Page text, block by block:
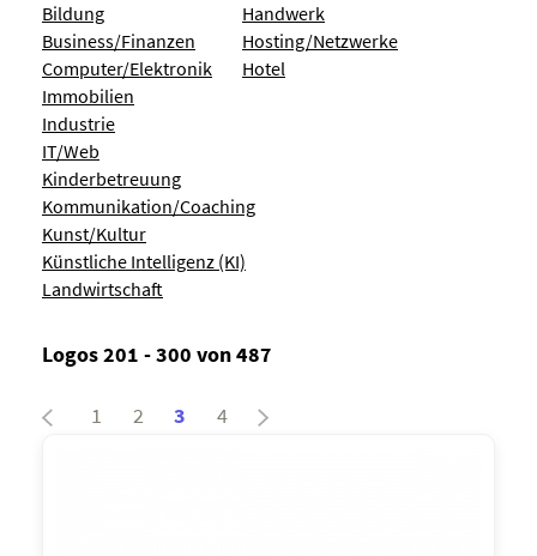
Bildung
Business/Finanzen
Computer/Elektronik
Handwerk
Hosting/Netzwerke
Hotel
Immobilien
Industrie
IT/Web
Kinderbetreuung
Kommunikation/Coaching
Kunst/Kultur
Künstliche Intelligenz (KI)
Landwirtschaft
Logos 201 - 300 von 487
1 2 3 4